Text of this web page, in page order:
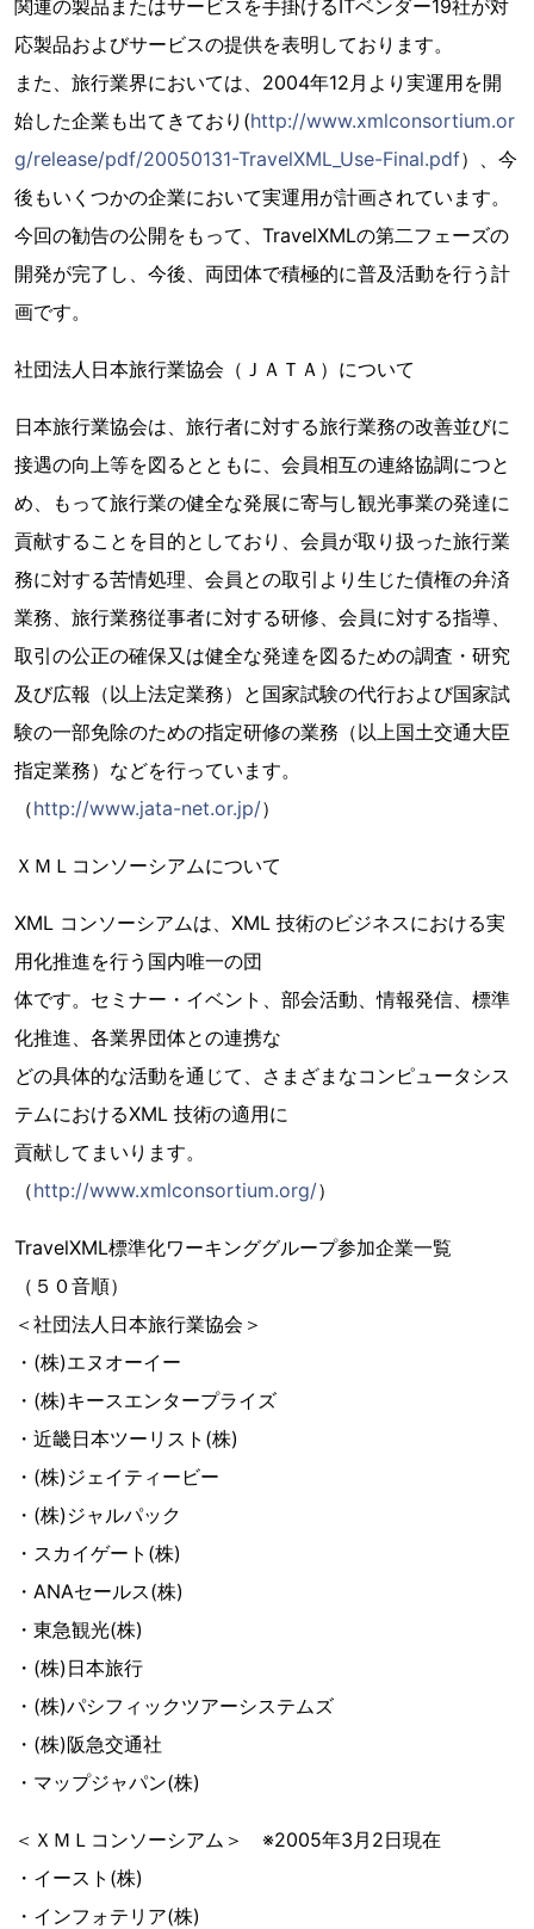
関連の製品またはサービスを手掛けるITベンダー19社が対
応製品およびサービスの提供を表明しております。
また、旅行業界においては、2004年12月より実運用を開
始した企業も出てきており(http://www.xmlconsortium.or
g/release/pdf/20050131-TravelXML_Use-Final.pdf）、今
後もいくつかの企業において実運用が計画されています。
今回の勧告の公開をもって、TravelXMLの第二フェーズの
開発が完了し、今後、両団体で積極的に普及活動を行う計
画です。
社団法人日本旅行業協会（ＪＡＴＡ）について
日本旅行業協会は、旅行者に対する旅行業務の改善並びに
接遇の向上等を図るとともに、会員相互の連絡協調につと
め、もって旅行業の健全な発展に寄与し観光事業の発達に
貢献することを目的としており、会員が取り扱った旅行業
務に対する苦情処理、会員との取引より生じた債権の弁済
業務、旅行業務従事者に対する研修、会員に対する指導、
取引の公正の確保又は健全な発達を図るための調査・研究
及び広報（以上法定業務）と国家試験の代行および国家試
験の一部免除のための指定研修の業務（以上国土交通大臣
指定業務）などを行っています。
（http://www.jata-net.or.jp/）
ＸＭＬコンソーシアムについて
XML コンソーシアムは、XML 技術のビジネスにおける実
用化推進を行う国内唯一の団
体です。セミナー・イベント、部会活動、情報発信、標準
化推進、各業界団体との連携な
どの具体的な活動を通じて、さまざまなコンピュータシス
テムにおけるXML 技術の適用に
貢献してまいります。
（http://www.xmlconsortium.org/）
TravelXML標準化ワーキンググループ参加企業一覧
（５０音順）
＜社団法人日本旅行業協会＞
・(株)エヌオーイー
・(株)キースエンタープライズ
・近畿日本ツーリスト(株)
・(株)ジェイティービー
・(株)ジャルパック
・スカイゲート(株)
・ANAセールス(株)
・東急観光(株)
・(株)日本旅行
・(株)パシフィックツアーシステムズ
・(株)阪急交通社
・マップジャパン(株)
＜ＸＭＬコンソーシアム＞ ※2005年3月2日現在
・イースト(株)
・インフォテリア(株)